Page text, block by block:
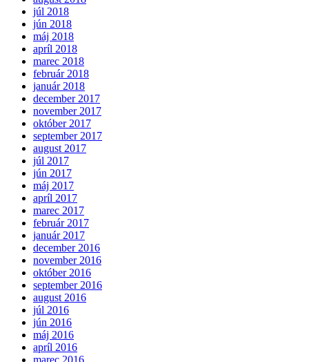
júl 2018
jún 2018
máj 2018
apríl 2018
marec 2018
február 2018
január 2018
december 2017
november 2017
október 2017
september 2017
august 2017
júl 2017
jún 2017
máj 2017
apríl 2017
marec 2017
február 2017
január 2017
december 2016
november 2016
október 2016
september 2016
august 2016
júl 2016
jún 2016
máj 2016
apríl 2016
marec 2016